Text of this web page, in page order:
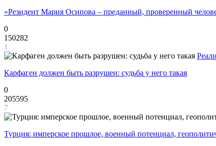
«Резидент Мария Осипова – преданный, проверенный
0
150282
1
Карфаген должен быть разрушен: судьба у него такая
0
205595
7
Турция: имперское прошлое, военный потенциал,